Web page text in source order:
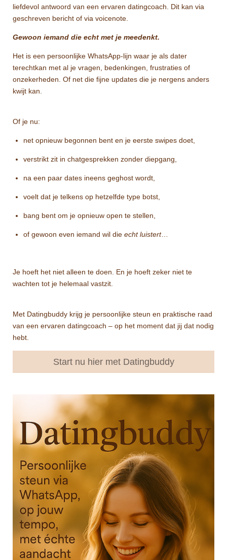
liefdevol antwoord van een ervaren datingcoach. Dit kan via
geschreven bericht of via voicenote.
Gewoon iemand die echt met je meedenkt.
Het is een persoonlijke WhatsApp-lijn waar je als dater
terechtkan met al je vragen, bedenkingen, frustraties of
onzekerheden. Of net die fijne updates die je nergens anders
kwijt kan.
Of je nu:
net opnieuw begonnen bent en je eerste swipes doet,
verstrikt zit in chatgesprekken zonder diepgang,
na een paar dates ineens geghost wordt,
voelt dat je telkens op hetzelfde type botst,
bang bent om je opnieuw open te stellen,
of gewoon even iemand wil die echt luistert…
Je hoeft het niet alleen te doen. En je hoeft zeker niet te
wachten tot je helemaal vastzit.
Met Datingbuddy krijg je persoonlijke steun en praktische raad
van een ervaren datingcoach – op het moment dat jij dat nodig
hebt.
Start nu hier met Datingbuddy